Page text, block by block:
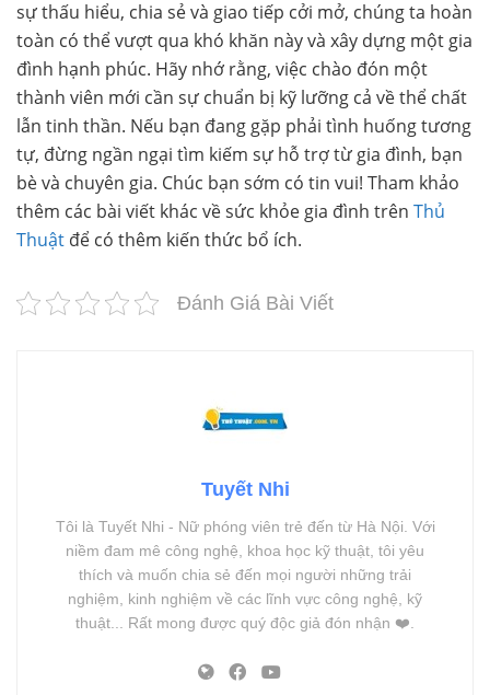
sự thấu hiểu, chia sẻ và giao tiếp cởi mở, chúng ta hoàn
toàn có thể vượt qua khó khăn này và xây dựng một gia
đình hạnh phúc. Hãy nhớ rằng, việc chào đón một
thành viên mới cần sự chuẩn bị kỹ lưỡng cả về thể chất
lẫn tinh thần. Nếu bạn đang gặp phải tình huống tương
tự, đừng ngần ngại tìm kiếm sự hỗ trợ từ gia đình, bạn
bè và chuyên gia. Chúc bạn sớm có tin vui! Tham khảo
thêm các bài viết khác về sức khỏe gia đình trên Thủ
Thuật để có thêm kiến thức bổ ích.
Đánh Giá Bài Viết
Tuyết Nhi
Tôi là Tuyết Nhi - Nữ phóng viên trẻ đến từ Hà Nội. Với
niềm đam mê công nghệ, khoa học kỹ thuật, tôi yêu
thích và muốn chia sẻ đến mọi người những trải
nghiệm, kinh nghiệm về các lĩnh vực công nghệ, kỹ
thuật... Rất mong được quý độc giả đón nhận ❤️.